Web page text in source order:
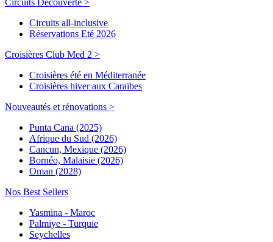
Circuits Découverte >
Circuits all-inclusive
Réservations Eté 2026
Croisières Club Med 2 >
Croisières été en Méditerranée
Croisières hiver aux Caraïbes
Nouveautés et rénovations >
Punta Cana (2025)
Afrique du Sud (2026)
Cancun, Mexique (2026)
Bornéo, Malaisie (2026)
Oman (2028)
Nos Best Sellers
Yasmina - Maroc
Palmiye - Turquie
Seychelles